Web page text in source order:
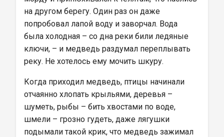
на другом берегу. Один раз он даже
попробовал лапой воду и заворчал. Вода
была холодная – со дна реки били ледяные
ключи, – и медведь раздумал переплывать
реку. Не хотелось ему мочить шкуру.
Когда приходил медведь, птицы начинали
отчаянно хлопать крыльями, деревья –
шуметь, рыбы – бить хвостами по воде,
шмели – грозно гудеть, даже лягушки
подымали такой крик, что медведь зажимал